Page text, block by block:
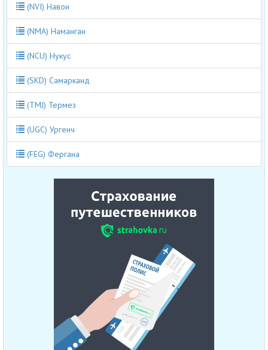
(NVI) Навои
(NMA) Наманган
(NCU) Нукус
(SKD) Самарканд
(TMJ) Термез
(UGC) Ургенч
(FEG) Фергана